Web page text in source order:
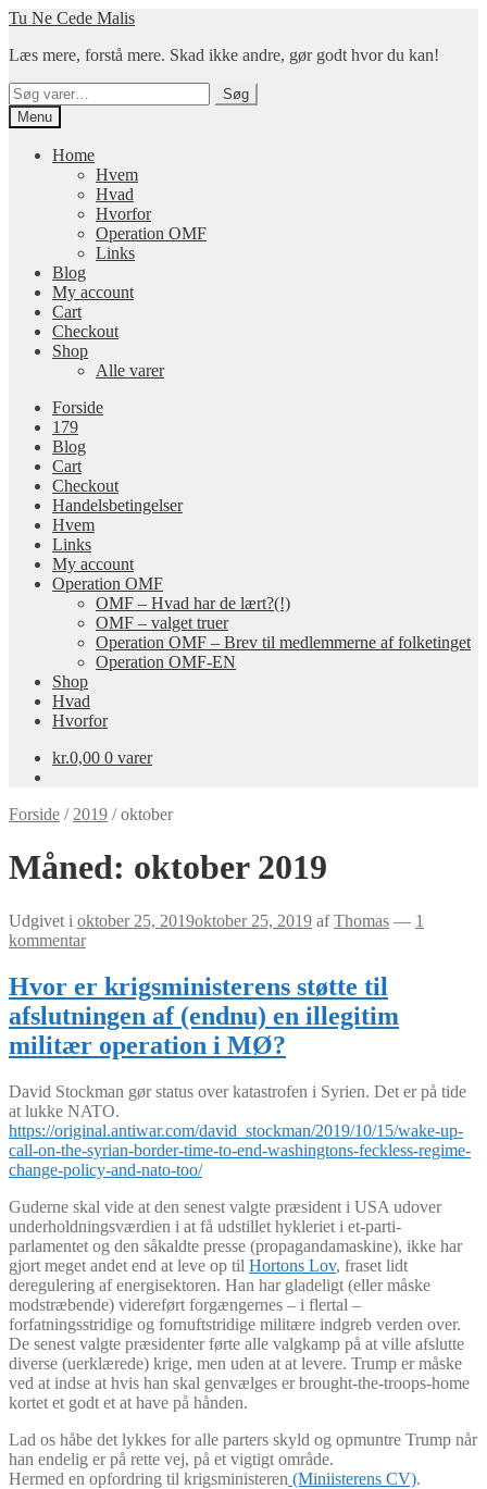
Spring
navigation
Spring
indhold
Tu Ne Cede Malis
Læs mere, forstå mere. Skad ikke andre, gør godt hvor du kan!
Søg
efter:
Søg
Menu
Home
Hvem
Hvad
Hvorfor
Operation OMF
Links
Blog
My account
Cart
Checkout
Shop
Alle varer
Forside
179
Blog
Cart
Checkout
Handelsbetingelser
Hvem
Links
My account
Operation OMF
OMF – Hvad har de lært?(!)
OMF – valget truer
Operation OMF – Brev til medlemmerne af folketinget
Operation OMF-EN
Shop
Hvad
Hvorfor
kr.0,00 0 varer
Forside / 2019 /oktober
Måned: oktober 2019
Udgivet i oktober 25, 2019oktober 25, 2019 afThomas — 1
kommentar
Hvor er krigsministerens støtte til
afslutningen af (endnu) en illegitim
militær operation i MØ?
David Stockman gør status over katastrofen i Syrien. Det er på tide
at lukke NATO.
https://original.antiwar.com/david_stockman/2019/10/15/wake-up-
call-on-the-syrian-border-time-to-end-washingtons-feckless-regime-
change-policy-and-nato-too/
Guderne skal vide at den senest valgte præsident i USA udover
underholdningsværdien i at få udstillet hykleriet i et-parti-
parlamentet og den såkaldte presse (propagandamaskine), ikke har
gjort meget andet end at leve op til Hortons Lov, fraset lidt
deregulering af energisektoren. Han har gladeligt (eller måske
modstræbende) videreført forgængernes – i flertal –
forfatningsstridige og fornuftstridige militære indgreb verden over.
De senest valgte præsidenter førte alle valgkamp på at ville afslutte
diverse (uerklærede) krige, men uden at at levere. Trump er måske
ved at indse at hvis han skal genvælges er brought-the-troops-home
kortet et godt et at have på hånden.
Lad os håbe det lykkes for alle parters skyld og opmuntre Trump når
han endelig er på rette vej, på et vigtigt område.
Hermed en opfordring til krigsministeren (Miniisterens CV).